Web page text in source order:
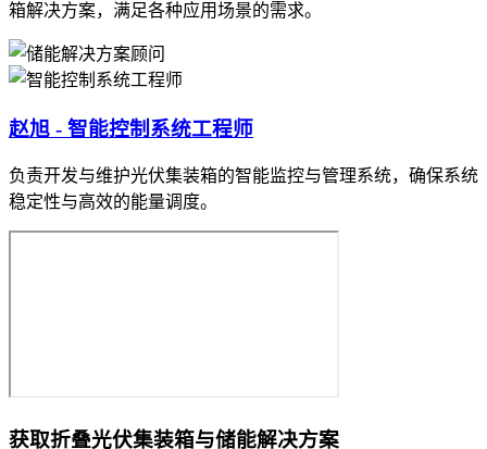
箱解决方案，满足各种应用场景的需求。
赵旭 - 智能控制系统工程师
负责开发与维护光伏集装箱的智能监控与管理系统，确保系统
稳定性与高效的能量调度。
获取折叠光伏集装箱与储能解决方案